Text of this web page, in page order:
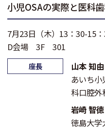
小児OSAの実際と医科
7月23日（木）13：30-15
D会場 3F 301
座長
山本 知由
あいち
科口腔外
岩崎 智徳
徳島大学